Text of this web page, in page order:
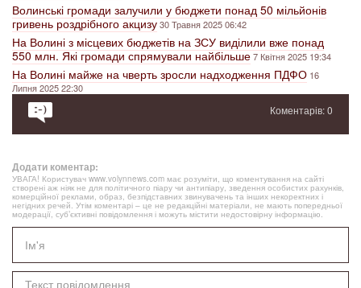
Волинські громади залучили у бюджети понад 50 мільйонів
гривень роздрібного акцизу30 Травня 2025 06:42
На Волині з місцевих бюджетів на ЗСУ виділили вже понад
550 млн. Які громади спрямували найбільше7 Квітня 2025 19:34
На Волині майже на чверть зросли надходження ПДФО 16
Липня 2025 22:30
Коментарів: 0
Додати коментар:
УВАГА! Користувач www.volynnews.com має розуміти, що коментування на сайті
створені аж ніяк не для політичного піару чи антипіару, зведення особистих рахунків,
комерційної реклами, образ, безпідставних звинувачень та інших некоректних і
негідних речей. Утім коментарі – це не редакційні матеріали, не мають попередньої
модерації, суб’єктивні повідомлення і можуть містити недостовірну інформацію.